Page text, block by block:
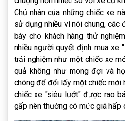
Chủ nhân của những chiếc xe
sử dụng nhiều vì nói chung, các
bày cho khách hàng thử
nhiều người quyết định mua xe
trải nghiệm như một chiếc xe
quả không như mong đợi và
chóng để đổi lấy một chiếc mới
chiếc xe "siêu lướt" được rao
gấp nên thường có mức giá hấp